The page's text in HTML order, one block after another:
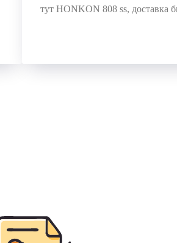
тут HONKON 808 ss, доставка